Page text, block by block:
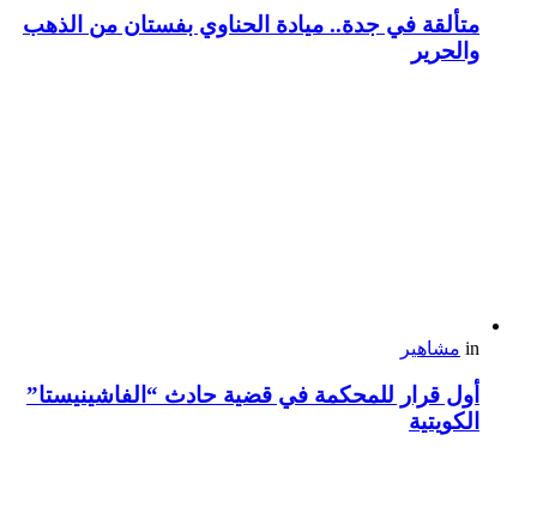
متألقة في جدة.. ميادة الحناوي بفستان من الذهب
والحرير
in مشاهير
أول قرار للمحكمة في قضية حادث “الفاشينيستا”
الكويتية